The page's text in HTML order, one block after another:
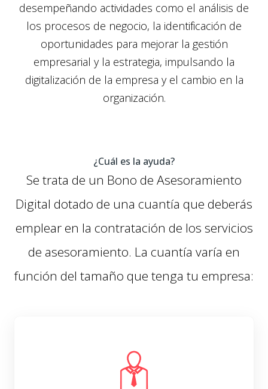
desempeñando actividades como el análisis de
los procesos de negocio, la identificación de
oportunidades para mejorar la gestión
empresarial y la estrategia, impulsando la
digitalización de la empresa y el cambio en la
organización.
¿Cuál es la ayuda?
Se trata de un Bono de Asesoramiento
Digital dotado de una cuantía que deberás
emplear en la contratación de los servicios
de asesoramiento. La cuantía varía en
función del tamaño que tenga tu empresa: